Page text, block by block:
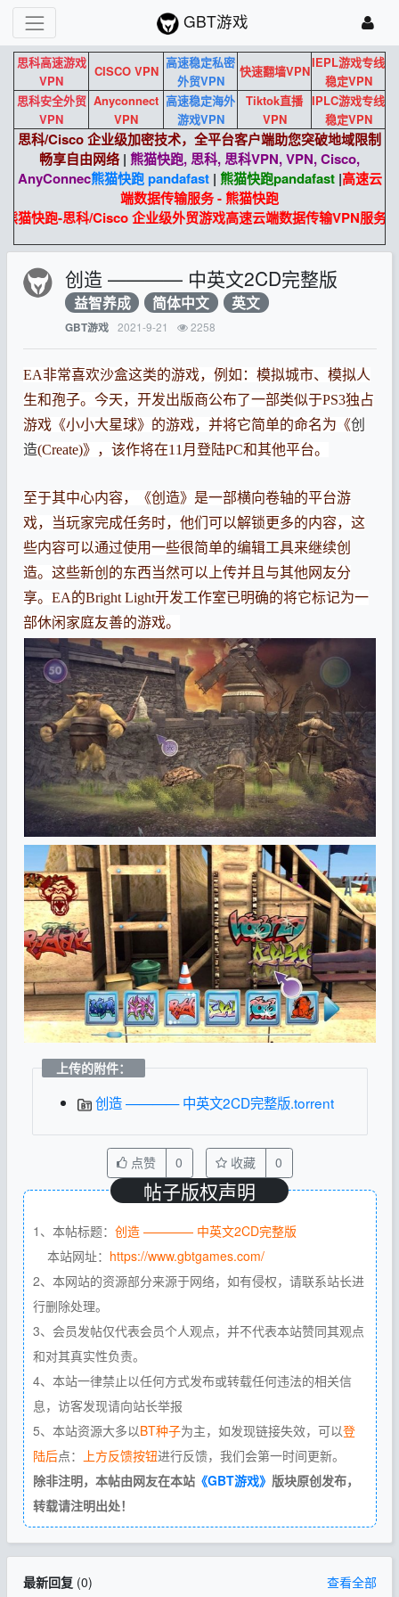
GBT游戏
思科高速游戏
VPN
CISCO VPN
高速稳定私密
外贸VPN
快速翻墙VPN
IEPL游戏专线
稳定VPN
思科安全外贸
VPN
Anyconnect
VPN
高速稳定海外
游戏VPN
Tiktok直播
VPN
IPLC游戏专线
稳定VPN
思科/Cisco 企业级加密技术，全平台客户端助您突破地域限制
畅享自由网络 | 熊猫快跑, 思科, 思科VPN, VPN, Cisco,
AnyConnec熊猫快跑 pandafast| 熊猫快跑pandafast|高速云
端数据传输服务 - 熊猫快跑
熊猫快跑-思科/Cisco 企业级外贸游戏高速云端数据传输VPN服务
创造 ———— 中英文2CD完整版
益智养成 简体中文 英文
GBT游戏 2021-9-21 2258
EA非常喜欢沙盒这类的游戏，例如：模拟城市、模拟人
生和孢子。今天，开发出版商公布了一部类似于PS3独占
游戏《小小大星球》的游戏，并将它简单的命名为《创
造(Create)》，该作将在11月登陆PC和其他平台。
至于其中心内容，《创造》是一部横向卷轴的平台游
戏，当玩家完成任务时，他们可以解锁更多的内容，这
些内容可以通过使用一些很简单的编辑工具来继续创
造。这些新创的东西当然可以上传并且与其他网友分
享。EA的Bright Light开发工作室已明确的将它标记为一
部休闲家庭友善的游戏。
上传的附件：
创造 ———— 中英文2CD完整版.torrent
点赞 0 收藏 0
帖子版权声明
1、本帖标题： 创造 ———— 中英文2CD完整版
本站网址： https://www.gbtgames.com/
2、本网站的资源部分来源于网络，如有侵权，请联系站长进
行删除处理。
3、会员发帖仅代表会员个人观点，并不代表本站赞同其观点
和对其真实性负责。
4、本站一律禁止以任何方式发布或转载任何违法的相关信
息，访客发现请向站长举报
5、本站资源大多以BT种子为主，如发现链接失效，可以登
陆后点： 上方反馈按钮进行反馈，我们会第一时间更新。
除非注明，本帖由网友在本站《GBT游戏》 版块原创发布，
转载请注明出处！
最新回复(0) 查看全部